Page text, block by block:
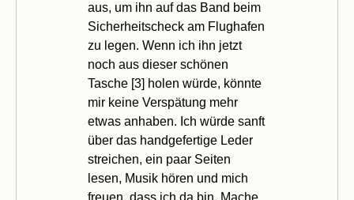
aus, um ihn auf das Band beim
Sicherheitscheck am Flughafen
zu legen. Wenn ich ihn jetzt
noch aus dieser schönen
Tasche [3] holen würde, könnte
mir keine Verspätung mehr
etwas anhaben. Ich würde sanft
über das handgefertige Leder
streichen, ein paar Seiten
lesen, Musik hören und mich
freuen, dass ich da bin. Mache